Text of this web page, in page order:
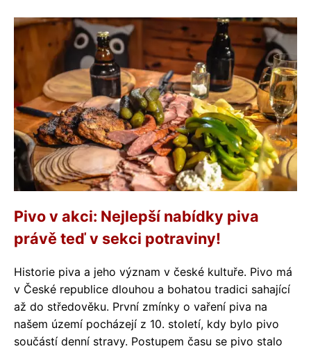
Pivo v akci: Nejlepší nabídky piva
právě teď v sekci potraviny!
Historie piva a jeho význam v české kultuře. Pivo má
v České republice dlouhou a bohatou tradici sahající
až do středověku. První zmínky o vaření piva na
našem území pocházejí z 10. století, kdy bylo pivo
součástí denní stravy. Postupem času se pivo stalo